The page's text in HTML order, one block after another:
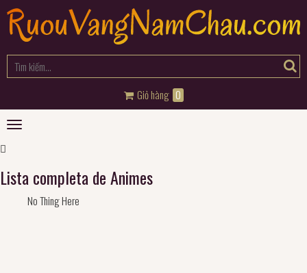
Giỏ hàng 0
Toggle
Lista completa de Animes
No Thing Here